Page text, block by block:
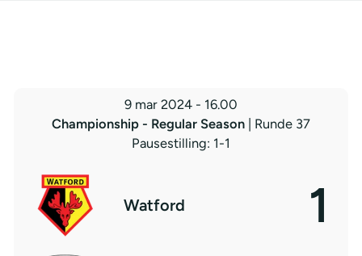
9 mar 2024 - 16.00
Championship - Regular Season
| Runde 37
Pausestilling: 1-1
Watford 1